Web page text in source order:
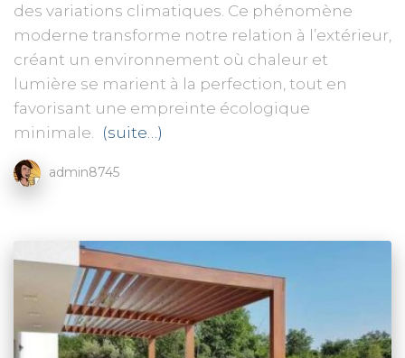
des variations climatiques. Ce phénomène
moderne transforme notre relation à l’extérieur,
créant un environnement où chaleur et
lumière se marient à la perfection, tout en
favorisant une empreinte écologique
minimale.
(suite…)
admin8745